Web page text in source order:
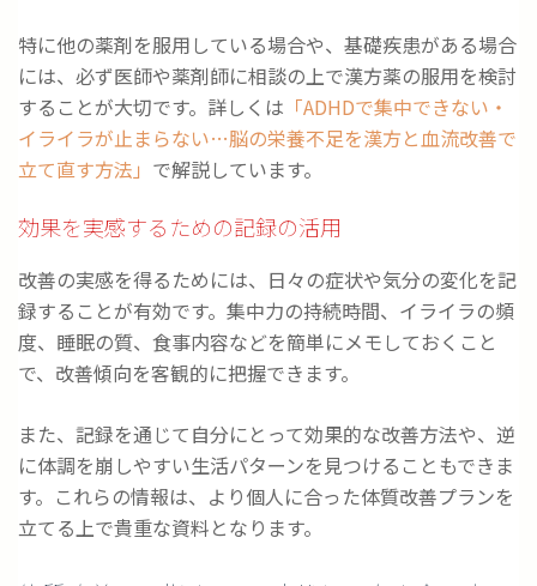
特に他の薬剤を服用している場合や、基礎疾患がある場合
には、必ず医師や薬剤師に相談の上で漢方薬の服用を検討
することが大切です。詳しくは 「ADHDで集中できない・
イライラが止まらない…脳の栄養不足を漢方と血流改善で
立て直す方法」 で解説しています。
効果を実感するための記録の活用
改善の実感を得るためには、日々の症状や気分の変化を記
録することが有効です。集中力の持続時間、イライラの頻
度、睡眠の質、食事内容などを簡単にメモしておくこと
で、改善傾向を客観的に把握できます。
また、記録を通じて自分にとって効果的な改善方法や、逆
に体調を崩しやすい生活パターンを見つけることもできま
す。これらの情報は、より個人に合った体質改善プランを
立てる上で貴重な資料となります。